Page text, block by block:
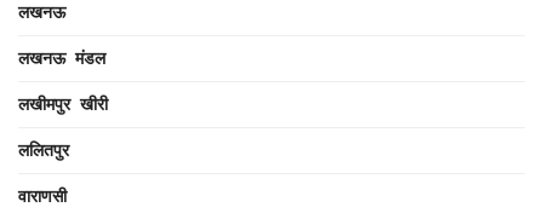
लखनऊ
लखनऊ मंडल
लखीमपुर खीरी
ललितपुर
वाराणसी